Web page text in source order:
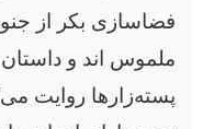
فضاسازی بکر از
ملموس اند و
پسته‌زارها روایت